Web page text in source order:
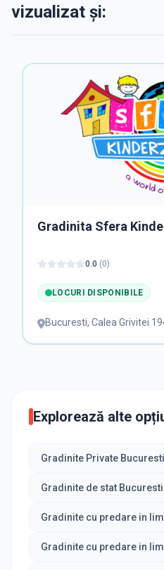
vizualizat și:
Gradinita Sfera
0.0 (0)
LOCURI DISPONIBILE
Bucuresti, Calea Grivitei
Explorează alte
Gradinite Private Bucuresti
Gradinite de stat Bucuresti
Gradinite cu predare in
Gradinite cu predare in